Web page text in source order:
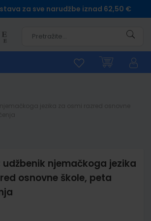
za sve narudžbe iznad 62,50 €
udžbenik njemačkoga jezika
osnovne škole, peta